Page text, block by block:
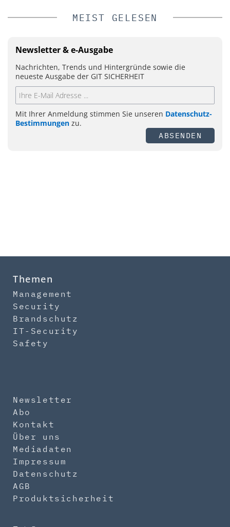
MEIST GELESEN
Newsletter & e-Ausgabe
Nachrichten, Trends und Hintergründe sowie die
neueste Ausgabe der GIT SICHERHEIT
Mit Ihrer Anmeldung stimmen Sie unseren Datenschutz-
Bestimmungen zu.
ABSENDEN
Themen
Management
Security
Brandschutz
IT-Security
Safety
Newsletter
Abo
Kontakt
Über uns
Mediadaten
Impressum
Datenschutz
AGB
Produktsicherheit